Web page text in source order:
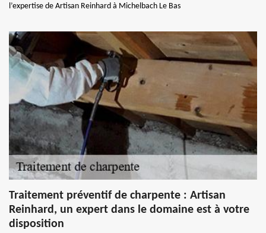
l’expertise de Artisan Reinhard à Michelbach Le Bas
Traitement préventif de charpente : Artisan
Reinhard, un expert dans le domaine est à votre
disposition